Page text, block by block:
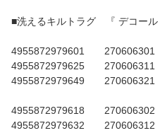
■洗えるキルトラグ 『 デコー
4955872979601
4955872979625
4955872979649
4955872979618
4955872979632